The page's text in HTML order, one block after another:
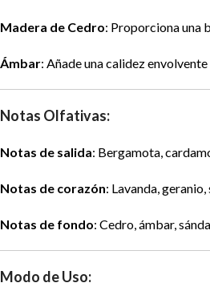
Madera de Cedro: Proporciona una
Ámbar: Añade una calidez
Notas Olfativas:
Notas de salida: Bergamota,
Notas de corazón: Lavanda, geranio,
Notas de fondo: Cedro, ámbar,
Modo de Uso: